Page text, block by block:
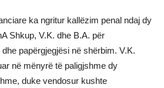
ka ngritur kallëzim penal ndaj dy
Shkup, V.K. dhe B.A. për
papërgjegjësi në shërbim. V.K.
në mënyrë të paligjshme dy
duke vendosur kushte